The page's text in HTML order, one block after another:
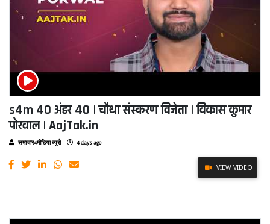
s4m 40 अंडर 40 | चौथा संस्करण विजेता | विकास कुमार
पोरवाल | AajTak.in
समाचार4मीडिया ब्यूरो 4 days ago
VIEW VIDEO